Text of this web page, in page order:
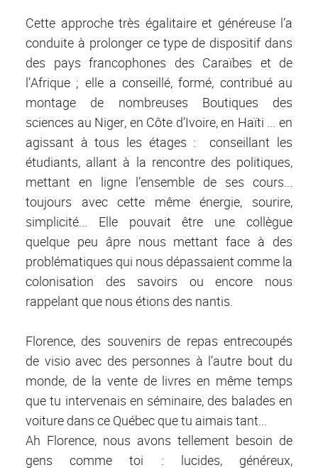
Cette approche très égalitaire et généreuse l’a
conduite à prolonger ce type de dispositif dans
des pays francophones des Caraïbes et de
l’Afrique ; elle a conseillé, formé, contribué au
montage de nombreuses Boutiques des
sciences au Niger, en Côte d’Ivoire, en Haïti ... en
agissant à tous les étages : conseillant les
étudiants, allant à la rencontre des politiques,
mettant en ligne l’ensemble de ses cours...
toujours avec cette même énergie, sourire,
simplicité... Elle pouvait être une collègue
quelque peu âpre nous mettant face à des
problématiques qui nous dépassaient comme la
colonisation des savoirs ou encore nous
rappelant que nous étions des nantis.
Florence, des souvenirs de repas entrecoupés
de visio avec des personnes à l’autre bout du
monde, de la vente de livres en même temps
que tu intervenais en séminaire, des balades en
voiture dans ce Québec que tu aimais tant...
Ah Florence, nous avons tellement besoin de
gens comme toi : lucides, généreux,